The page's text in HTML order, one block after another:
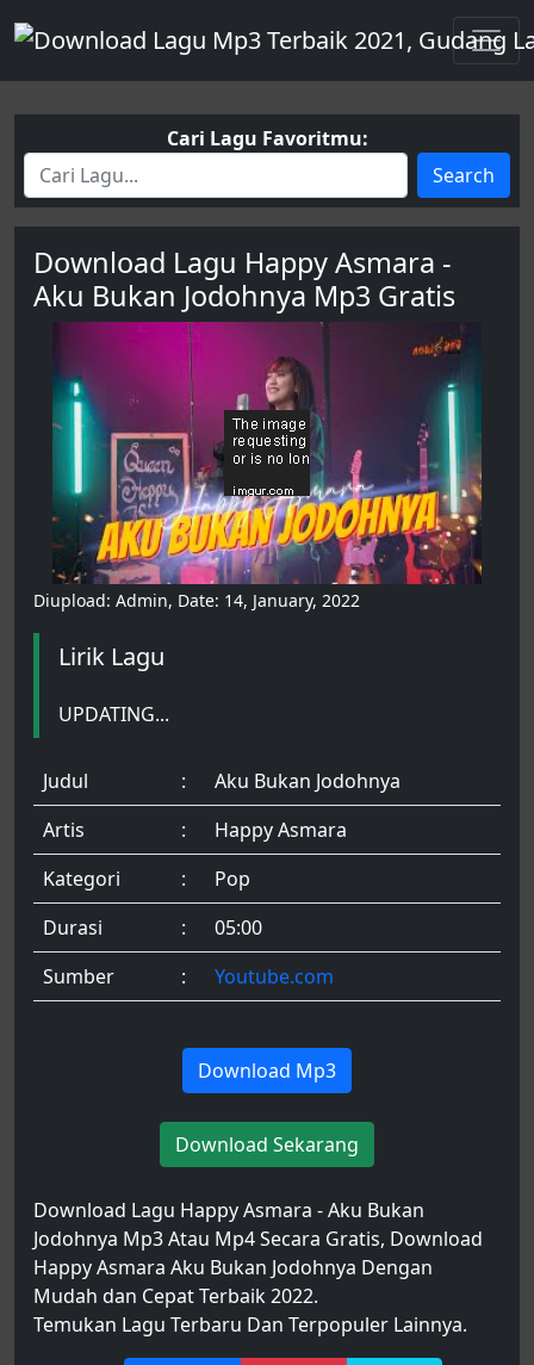
Cari Lagu Favoritmu:
Search
Download Lagu Happy Asmara -
Aku Bukan Jodohnya Mp3 Gratis
Diupload: Admin, Date: 14, January, 2022
Lirik Lagu
UPDATING...
Judul :
Aku Bukan Jodohnya
Artis
:
Happy Asmara
Kategori
:
Pop
Durasi
:
05:00
Sumber
: Youtube.com
Download Mp3
Download Sekarang
Download Lagu Happy Asmara - Aku Bukan
Jodohnya Mp3 Atau Mp4 Secara Gratis, Download
Happy Asmara Aku Bukan Jodohnya Dengan
Mudah dan Cepat Terbaik 2022.
Temukan Lagu Terbaru Dan Terpopuler Lainnya.